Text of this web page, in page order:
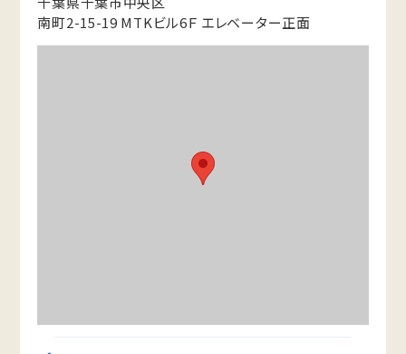
南町2-15-19 MTKビル6Ｆ エレベーター正面